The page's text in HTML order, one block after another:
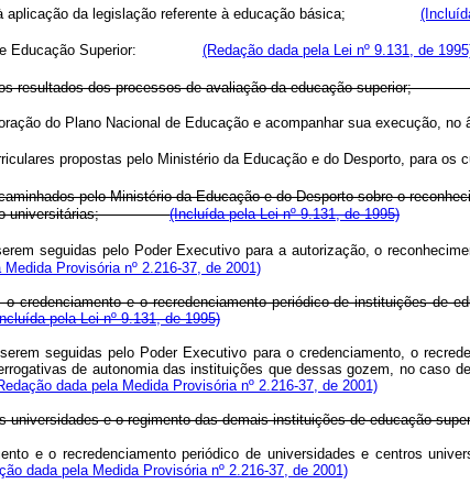
da legislação referente à educação básica;
Educação Superior: (Redação dada pela Lei nº 9.131, de
resultados dos processos de avaliação da educação superior;
do Plano Nacional de Educação e acompanhar sua execução, no
propostas pelo Ministério da Educação e do Desporto, para os
pelo Ministério da Educação e do Desporto sobre o
não universitárias;(Incluída pela Lei nº 9.131, de 1995)
seguidas pelo Poder Executivo para a autorização, o
Provisória nº 2.216-37, de 2001)
credenciamento e o recredenciamento periódico de instituições de
pela Lei nº 9.131, de 1995)
seguidas pelo Poder Executivo para o credenciamento, o
de autonomia das instituições que dessas gozem, no
dada pela Medida Provisória nº 2.216-37, de 2001)
e o regimento das demais instituições de
e o recredenciamento periódico de universidades e centros
dada pela Medida Provisória nº 2.216-37, de 2001)